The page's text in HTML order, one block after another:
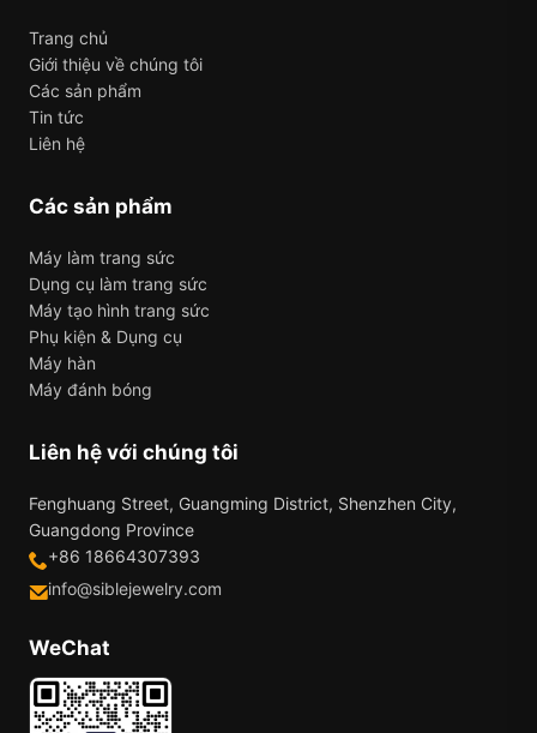
Trang chủ
Giới thiệu về chúng tôi
Các sản phẩm
Tin tức
Liên hệ
Các sản phẩm
Máy làm trang sức
Dụng cụ làm trang sức
Máy tạo hình trang sức
Phụ kiện & Dụng cụ
Máy hàn
Máy đánh bóng
Liên hệ với chúng tôi
Fenghuang Street, Guangming District, Shenzhen City,
Guangdong Province
+86 18664307393
info@siblejewelry.com
WeChat